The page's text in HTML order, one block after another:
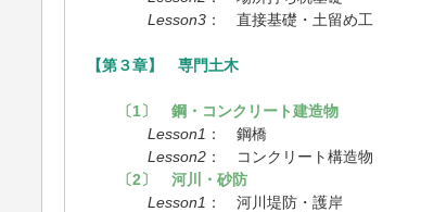
Lesson3 ： 直接基礎・土留め工
【第３章】 専門土木
〔1〕 鋼・コンクリート建造物
Lesson1 ： 鋼橋
Lesson2 ： コンクリート構造物
〔2〕 河川・砂防
Lesson1 ： 河川堤防・護岸